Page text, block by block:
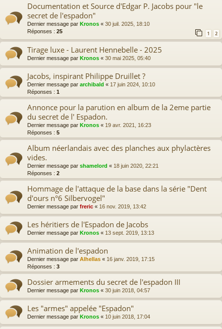
Documentation et Source d'Edgar P. Jacobs pour "le
secret de l'espadon"
Dernier message par Kronos « 30 juil. 2025, 18:10
Réponses : 25 1 2
Tirage luxe - Laurent Hennebelle - 2025
Dernier message par Kronos « 30 mai 2025, 05:40
Jacobs, inspirant Philippe Druillet ?
Dernier message par archibald « 17 juin 2024, 10:10
Réponses : 1
Annonce pour la parution en album de la 2eme partie
du secret de l' Espadon.
Dernier message par Kronos « 19 avr. 2021, 16:23
Réponses : 5
Album néerlandais avec des planches aux phylactères
vides.
Dernier message par shamelord « 18 juin 2020, 22:21
Réponses : 2
Hommage de l'attaque de la base dans la série "Dent
d'ours n°6 Silbervogel"
Dernier message par freric « 16 nov. 2019, 13:42
Les héritiers de l'Espadon de Jacobs
Dernier message par Kronos « 13 sept. 2019, 13:13
Animation de l'espadon
Dernier message par Alhellas « 16 janv. 2019, 17:15
Réponses : 3
Dossier armements du secret de l'espadon III
Dernier message par Kronos « 30 juin 2018, 04:57
Les "armes" appelée "Espadon"
Dernier message par Kronos « 10 juin 2018, 17:04